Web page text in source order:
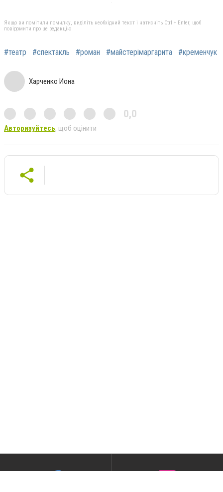
Якщо ви помітили помилку, виділіть необхідний текст і натисніть Ctrl + Enter, щоб
повідомити про це редакцію
#театр #спектакль #роман #майстерімаргарита #кременчук
Харченко Иона
0,0
Авторизуйтесь, щоб оцінити